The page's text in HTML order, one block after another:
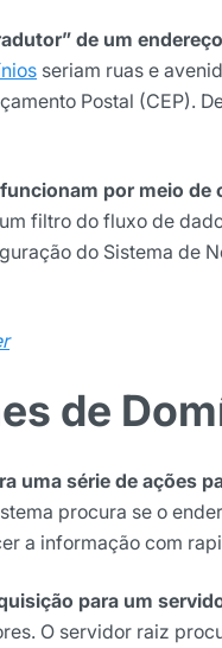
de um
seriam ruas e
Postal (CEP).
por meio
filtro do fluxo de
do Sistema de
de
uma série de ações
procura se o
a informação com
para um
O servidor raiz